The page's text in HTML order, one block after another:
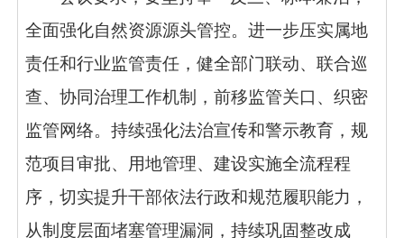
全面强化自然资源源头管控。进一步压实属地
责任和行业监管责任，健全部门联动、联合巡
查、协同治理工作机制，前移监管关口、织密
监管网络。持续强化法治宣传和警示教育，规
范项目审批、用地管理、建设实施全流程程
序，切实提升干部依法行政和规范履职能力，
从制度层面堵塞管理漏洞，持续巩固整改成